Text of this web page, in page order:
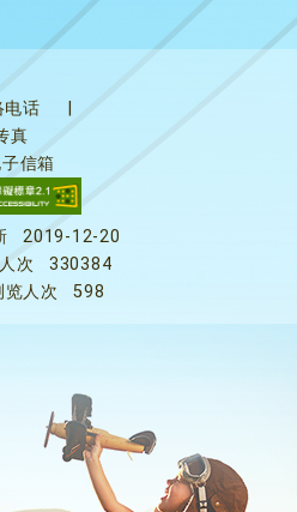
电话
真
信箱
2019-12-20
次
330384
览人次
598